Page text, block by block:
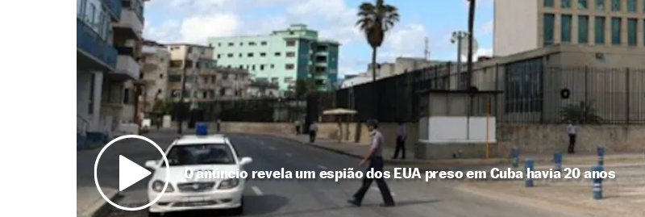
O anúncio revela um espião dos EUA preso em Cuba havia 20 anos